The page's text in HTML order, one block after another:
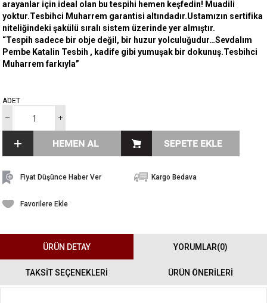
arayanlar için ideal olan bu tespihi hemen keşfedin! Muadili
yoktur.Tesbihci Muharrem garantisi altındadır.Ustamızın sertifika
niteliğindeki şakülü sıralı sistem üzerinde yer almıştır.
“Tespih sadece bir obje değil, bir huzur yolculuğudur…Sevdalım
Pembe Katalin Tesbih , kadife gibi yumuşak bir dokunuş.Tesbihci
Muharrem farkıyla”
ADET
Fiyat Düşünce Haber Ver Kargo Bedava
Favorilere Ekle
ÜRÜN DETAY YORUMLAR(0)
TAKSİT SEÇENEKLERİ ÜRÜN ÖNERILERI